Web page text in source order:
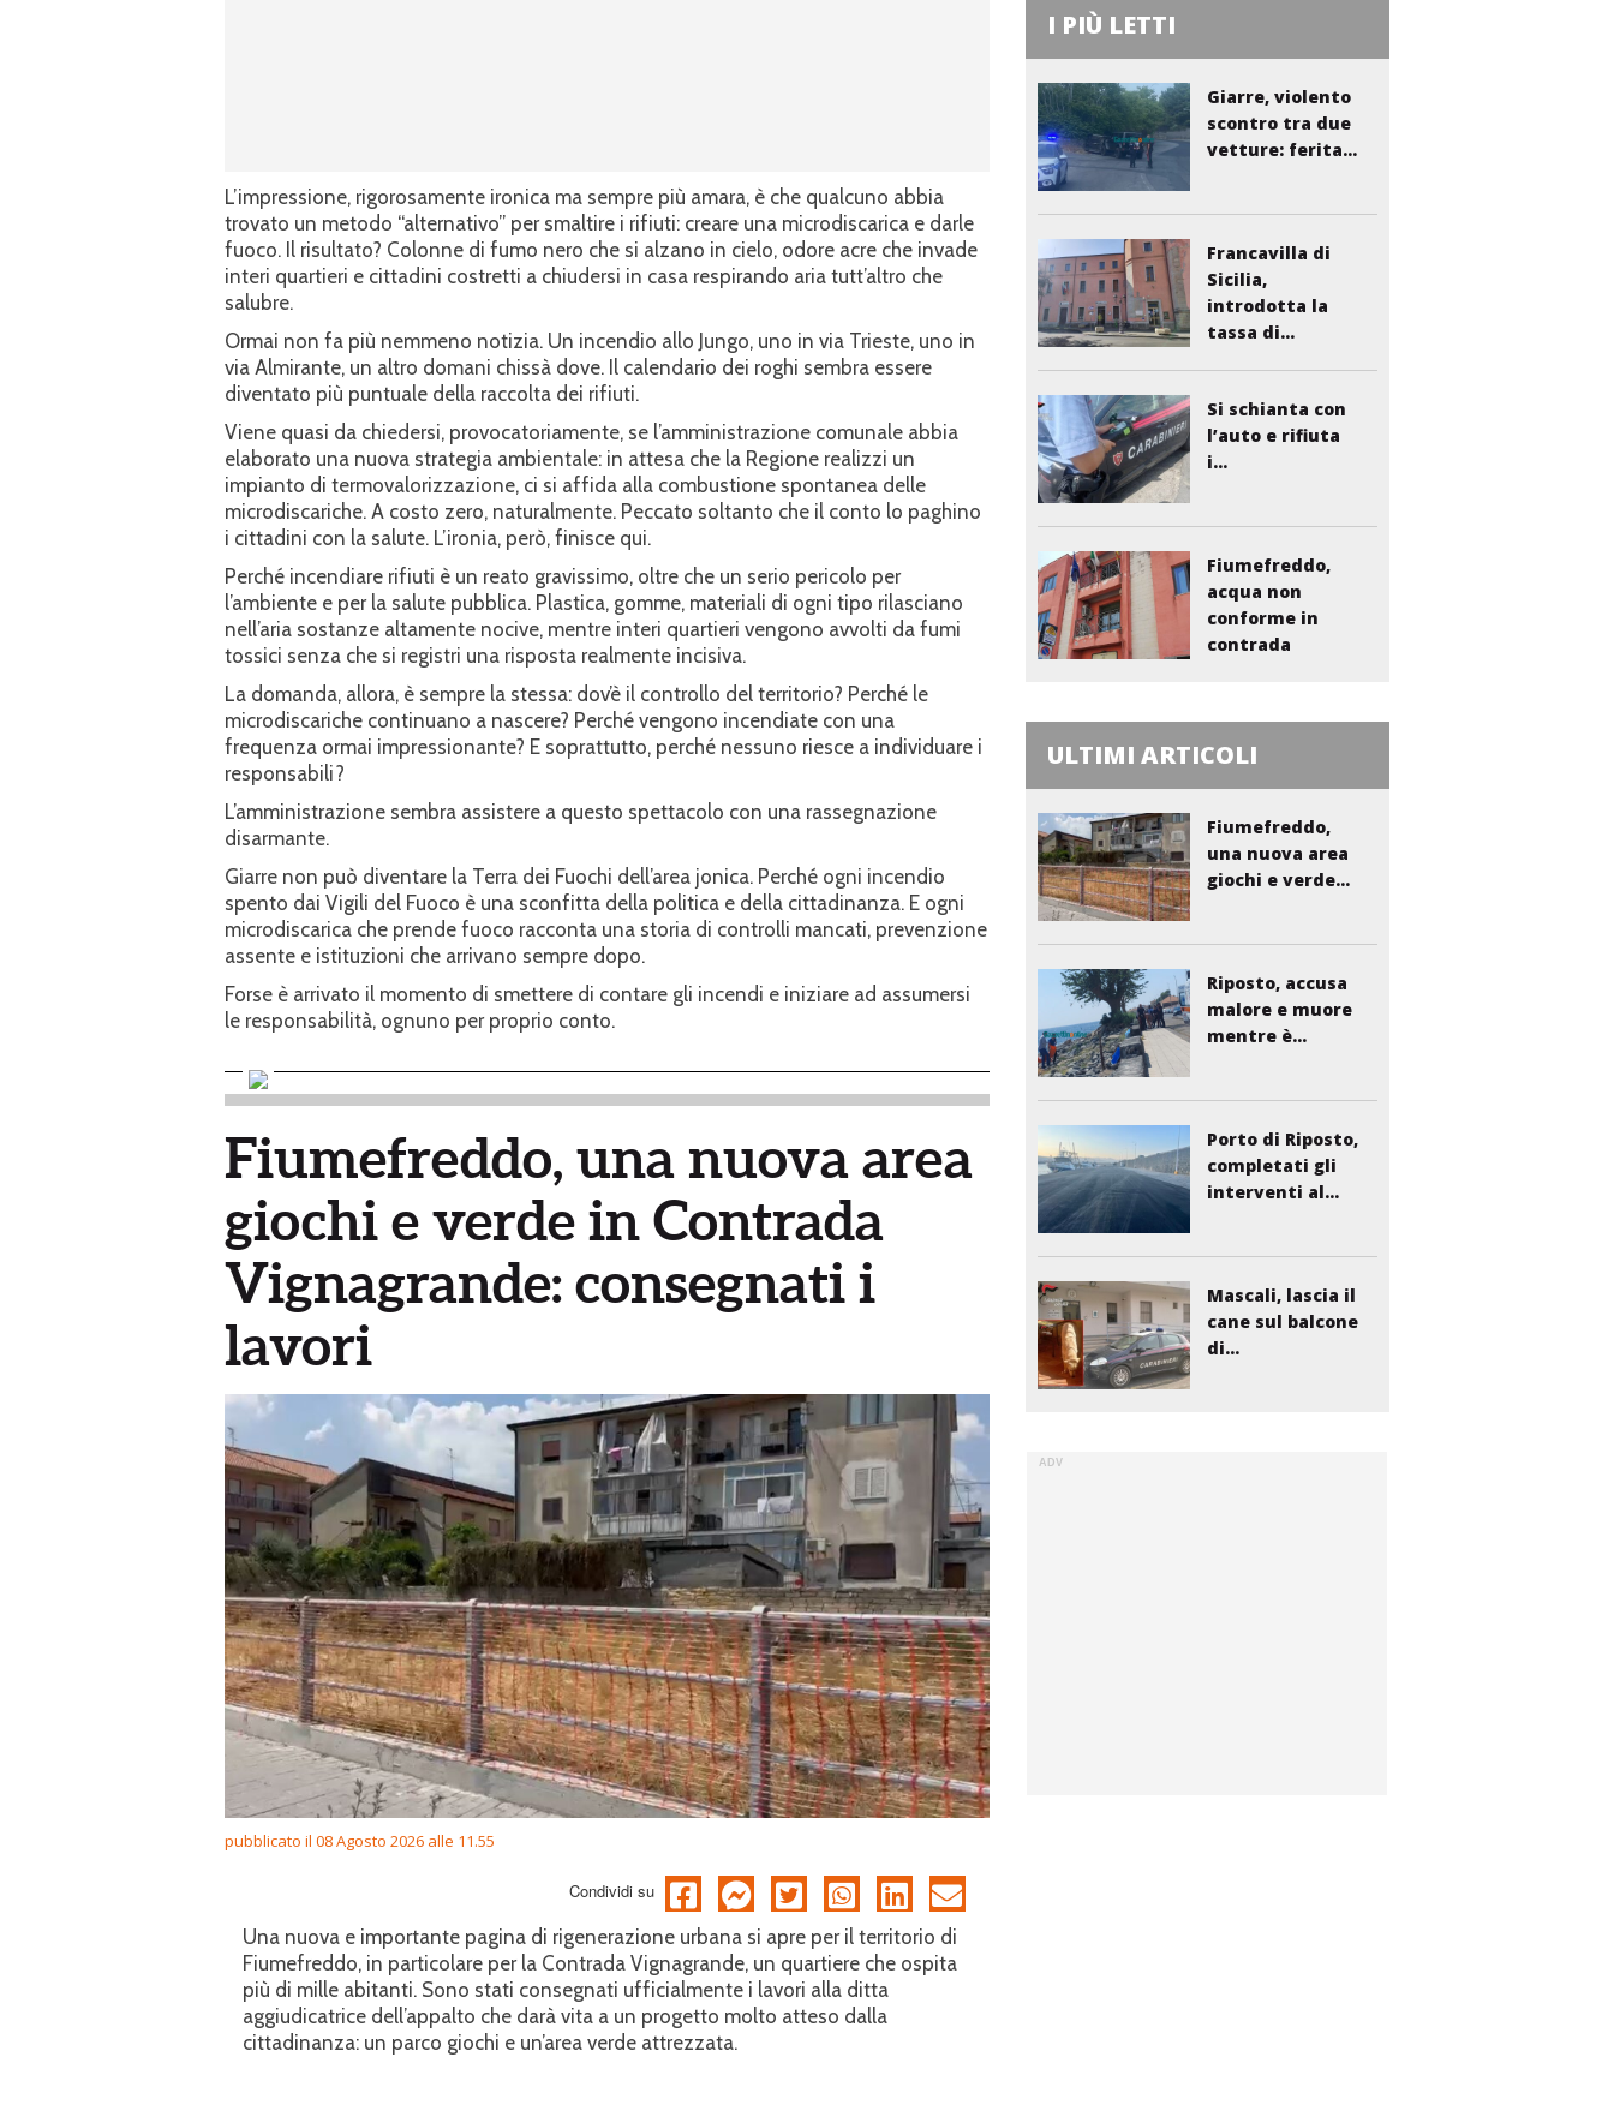
L’impressione, rigorosamente ironica ma sempre più amara, è che qualcuno abbia
trovato un metodo “alternativo” per smaltire i rifiuti: creare una microdiscarica e darle
fuoco. Il risultato? Colonne di fumo nero che si alzano in cielo, odore acre che invade
interi quartieri e cittadini costretti a chiudersi in casa respirando aria tutt’altro che
salubre.
Ormai non fa più nemmeno notizia. Un incendio allo Jungo, uno in via Trieste, uno in
via Almirante, un altro domani chissà dove. Il calendario dei roghi sembra essere
diventato più puntuale della raccolta dei rifiuti.
Viene quasi da chiedersi, provocatoriamente, se l’amministrazione comunale abbia
elaborato una nuova strategia ambientale: in attesa che la Regione realizzi un
impianto di termovalorizzazione, ci si affida alla combustione spontanea delle
microdiscariche. A costo zero, naturalmente. Peccato soltanto che il conto lo paghino
i cittadini con la salute. L’ironia, però, finisce qui.
Perché incendiare rifiuti è un reato gravissimo, oltre che un serio pericolo per
l’ambiente e per la salute pubblica. Plastica, gomme, materiali di ogni tipo rilasciano
nell’aria sostanze altamente nocive, mentre interi quartieri vengono avvolti da fumi
tossici senza che si registri una risposta realmente incisiva.
La domanda, allora, è sempre la stessa: dov’è il controllo del territorio? Perché le
microdiscariche continuano a nascere? Perché vengono incendiate con una
frequenza ormai impressionante? E soprattutto, perché nessuno riesce a individuare i
responsabili?
L’amministrazione sembra assistere a questo spettacolo con una rassegnazione
disarmante.
Giarre non può diventare la Terra dei Fuochi dell’area jonica. Perché ogni incendio
spento dai Vigili del Fuoco è una sconfitta della politica e della cittadinanza. E ogni
microdiscarica che prende fuoco racconta una storia di controlli mancati, prevenzione
assente e istituzioni che arrivano sempre dopo.
Forse è arrivato il momento di smettere di contare gli incendi e iniziare ad assumersi
le responsabilità, ognuno per proprio conto.
Fiumefreddo, una nuova area
giochi e verde in Contrada
Vignagrande: consegnati i
lavori
pubblicato il 08 Agosto 2026 alle 11.55
Condividi su
Una nuova e importante pagina di rigenerazione urbana si apre per il territorio di
Fiumefreddo, in particolare per la Contrada Vignagrande, un quartiere che ospita
più di mille abitanti. Sono stati consegnati ufficialmente i lavori alla ditta
aggiudicatrice dell’appalto che darà vita a un progetto molto atteso dalla
cittadinanza: un parco giochi e un’area verde attrezzata.
I PIÙ LETTI
Giarre, violento
scontro tra due
vetture: ferita...
Francavilla di
Sicilia,
introdotta la
tassa di...
Si schianta con
l’auto e rifiuta
i...
Fiumefreddo,
acqua non
conforme in
contrada
ULTIMI ARTICOLI
Fiumefreddo,
una nuova area
giochi e verde...
Riposto, accusa
malore e muore
mentre è...
Porto di Riposto,
completati gli
interventi al...
Mascali, lascia il
cane sul balcone
di...